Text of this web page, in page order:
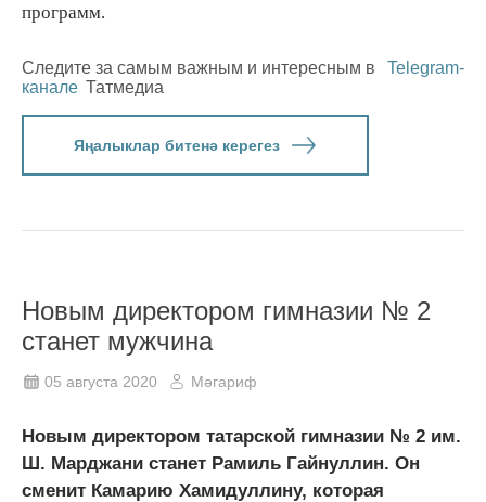
программ.
Следите за самым важным и интересным в
Telegram-
канале Татмедиа
Яңалыклар битенә керегез
Новым директором гимназии № 2
станет мужчина
05 августа 2020 Мәгариф
Новым директором татарской гимназии № 2 им.
Ш. Марджани станет Рамиль Гайнуллин. Он
сменит Камарию Хамидуллину, которая